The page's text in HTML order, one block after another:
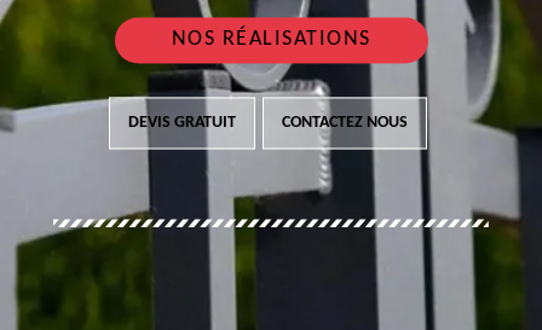
NOS RÉALISATIONS
DEVIS GRATUIT CONTACTEZ NOUS